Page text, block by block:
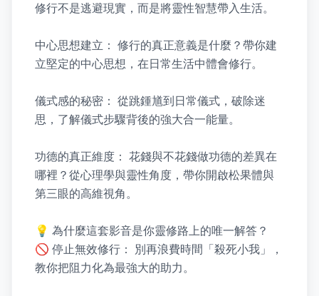
修行不是逃避現實，而是將靈性智慧帶入生活。
中心思想建立： 修行的真正意義是什麼？帶你建
立堅定的中心思想，在日常生活中體會修行。
儀式感的秘密： 從跳鍾馗到日常儀式，破除迷
思，了解儀式步驟背後的強大合一能量。
功德的真正維度： 花錢與不花錢做功德的差異在
哪裡？從心理學與靈性角度，帶你開啟松果體與
第三眼的高維視角。
💡 為什麼這套影音是你靈修路上的唯一解答？
🚫 停止無效修行： 別再浪費時間「殺死小我」，
教你把阻力化為最強大的助力。